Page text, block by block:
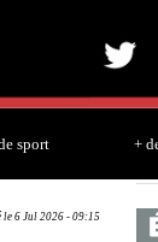
sport +
le 6 Jul 2026 - 09:15